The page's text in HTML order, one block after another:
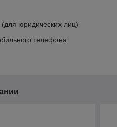
юридических лиц)
телефона